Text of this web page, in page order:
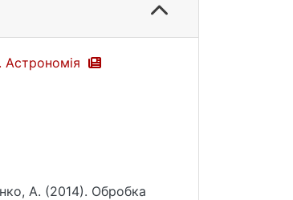
Астрономія
А. (2014). Обробка